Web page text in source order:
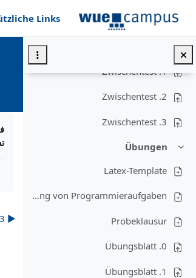
Links
Zwischentests
Teilnahme am 1. Zwischentest am 18.11
1. Zwischentest
2. Zwischentest
3. Zwischentest
طي
Übungen
Latex-Template
Anleitung zur Bearbeitung von Programmieraufgaben
Probeklausur
0. Übungsblatt
1. Übungsblatt
▶︎ 3. Übungsblatt